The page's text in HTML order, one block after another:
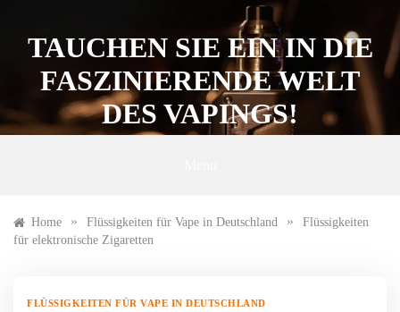
contentTAUCHEN SIE EIN IN DIE
FASZINIERENDE WELT
DES VAPINGS!
Home » Flüssigkeiten für Vape in Deutschland »
Flüssigkeiten
für elektronische Zigaretten
FLÜSSIGKEITEN FÜR VAPE IN DEUTSCHLAND